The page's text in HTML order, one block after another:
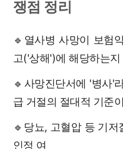
쟁점 정리
🔹열사병 사망이 보험
고('상해')에 해당하는지
🔹사망진단서에 '병사'
급 거절의 절대적 기준
🔹당뇨, 고혈압 등 기
인정 여